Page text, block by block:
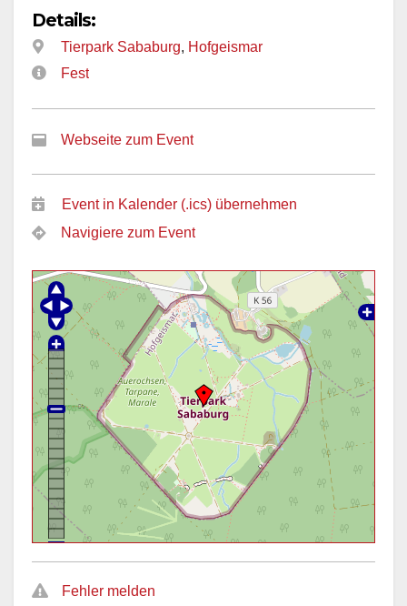
Details:
Tierpark Sababurg, Hofgeismar
Fest
Webseite zum Event
Event in Kalender (.ics) übernehmen
Navigiere zum Event
Fehler melden